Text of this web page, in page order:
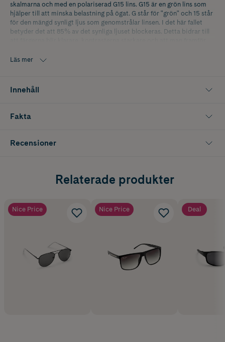
skalmarna och med en polariserad G15 lins. G15 är en grön lins som
hjälper till att minska belastning på ögat. G står för "grön" och 15 står
för den mängd synligt ljus som genomstrålar linsen. I det här fallet
betyder det att 85% av det synliga ljuset blockeras. Detta bidrar till
solglasögon är ett perfekt val en dag på sjön eller när man kör bil. Alla
Läs mer
Innehåll
Fakta
Recensioner
Relaterade produkter
Nice Price Nice Price Deal